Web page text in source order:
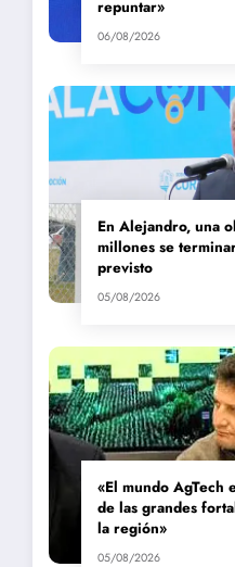
repuntar»
06/08/2026
En Alejandro, una
millones se
previsto
05/08/2026
«El mundo AgTech
de las grandes
la región»
05/08/2026